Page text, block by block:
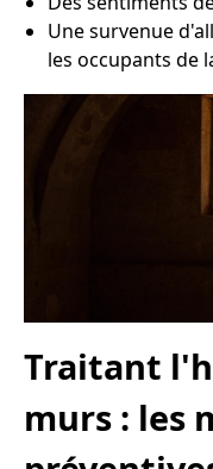
Une survenue
les occupants de
Traitant
murs : les